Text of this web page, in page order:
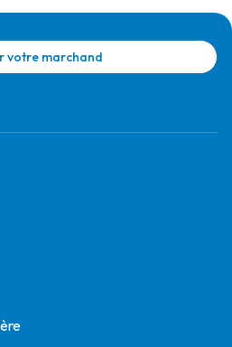
votre marchand